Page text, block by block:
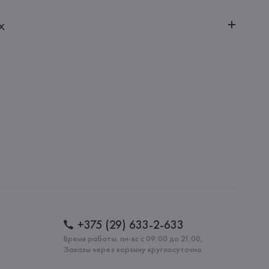
г. Минск, ул. Рафиева, д. 64, помещение 2-27
+375 (29) 633-2-633
Время работы: пн-вс с 09:00 до 21:00,
Заказы через корзину круглосуточно